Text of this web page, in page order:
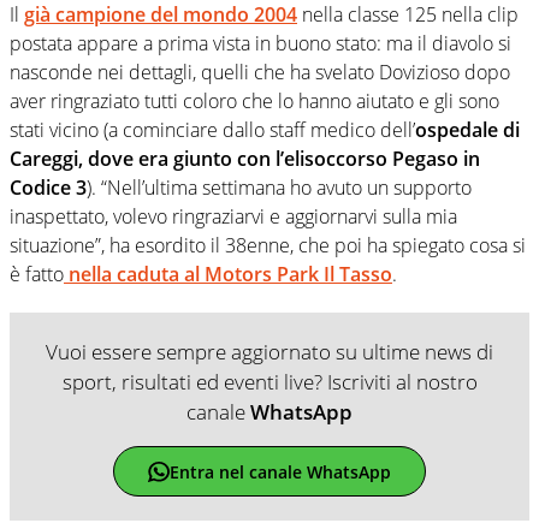
Il già campione del mondo 2004 nella classe 125 nella clip
postata appare a prima vista in buono stato: ma il diavolo si
nasconde nei dettagli, quelli che ha svelato Dovizioso dopo
aver ringraziato tutti coloro che lo hanno aiutato e gli sono
stati vicino (a cominciare dallo staff medico dell’ospedale di
Careggi, dove era giunto con l’elisoccorso Pegaso in
Codice 3). “Nell’ultima settimana ho avuto un supporto
inaspettato, volevo ringraziarvi e aggiornarvi sulla mia
situazione”, ha esordito il 38enne, che poi ha spiegato cosa si
è fatto nella caduta al Motors Park Il Tasso.
Vuoi essere sempre aggiornato su ultime news di
sport, risultati ed eventi live? Iscriviti al nostro
canaleWhatsApp
Entra nel canale WhatsApp